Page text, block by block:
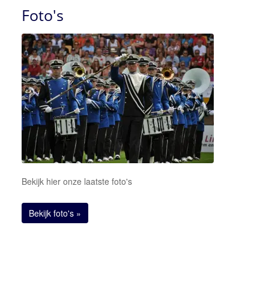
Foto's
Bekijk hier onze laatste foto's
Bekijk foto's »